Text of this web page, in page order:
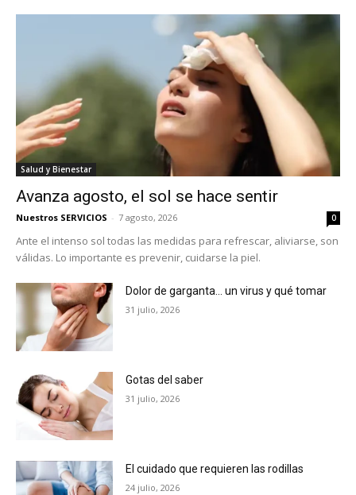
Salud y Bienestar
Avanza agosto, el sol se hace sentir
Nuestros SERVICIOS - 7 agosto, 2026 0
Ante el intenso sol todas las medidas para refrescar, aliviarse, son
válidas. Lo importante es prevenir, cuidarse la piel.
Dolor de garganta… un virus y qué tomar
31 julio, 2026
Gotas del saber
31 julio, 2026
El cuidado que requieren las rodillas
24 julio, 2026